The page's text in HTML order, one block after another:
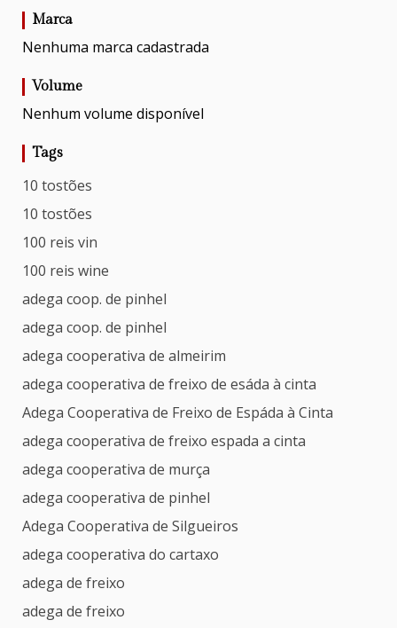
Marca
Nenhuma marca cadastrada
Volume
Nenhum volume disponível
Tags
10 tostões
10 tostões
100 reis vin
100 reis wine
adega coop. de pinhel
adega coop. de pinhel
adega cooperativa de almeirim
adega cooperativa de freixo de esáda à cinta
Adega Cooperativa de Freixo de Espáda à Cinta
adega cooperativa de freixo espada a cinta
adega cooperativa de murça
adega cooperativa de pinhel
Adega Cooperativa de Silgueiros
adega cooperativa do cartaxo
adega de freixo
adega de freixo